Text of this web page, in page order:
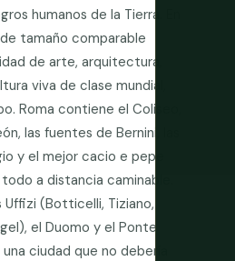
humanos de la Tierra. En
tamaño comparable
de arte, arquitectura,
viva de clase mundial,
Roma contiene el Coliseo,
las fuentes de Bernini, las
y el mejor cacio e pepe
a distancia caminable.
Uffizi (Botticelli, Tiziano,
el Duomo y el Ponte
ciudad que no debería